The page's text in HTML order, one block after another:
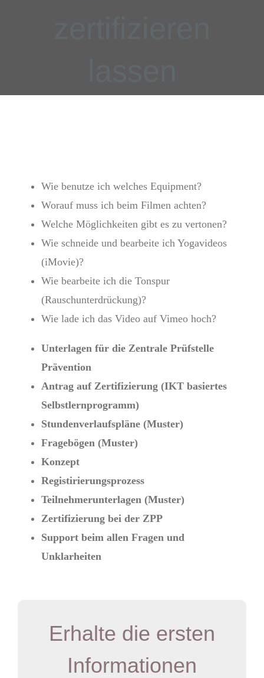
Wie benutze ich welches Equipment?
Worauf muss ich beim Filmen achten?
Welche Möglichkeiten gibt es zu vertonen?
Wie schneide und bearbeite ich Yogavideos
(iMovie)?
Wie bearbeite ich die Tonspur
(Rauschunterdrückung)?
Wie lade ich das Video auf Vimeo hoch?
Unterlagen für die Zentrale Prüfstelle
Prävention
Antrag auf Zertifizierung (IKT basiertes
Selbstlernprogramm)
Stundenverlaufspläne (Muster)
Fragebögen (Muster)
Konzept
Registirierungsprozess
Teilnehmerunterlagen (Muster)
Zertifizierung bei der ZPP
Support beim allen Fragen und
Unklarheiten
Erhalte die ersten
Informationen